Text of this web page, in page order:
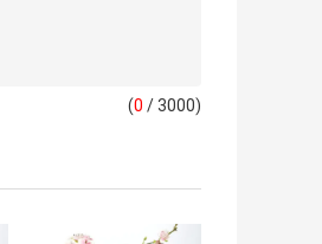
(0 / 3000)